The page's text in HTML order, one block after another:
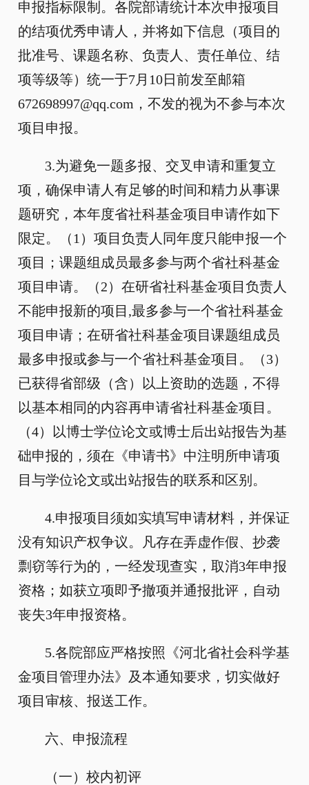
申报指标限制。各院部请统计本次申报项目
的结项优秀申请人，并将如下信息（项目的
批准号、课题名称、负责人、责任单位、结
项等级等）统一于7月10日前发至邮箱
672698997@qq.com，不发的视为不参与本次
项目申报。
3.为避免一题多报、交叉申请和重复立
项，确保申请人有足够的时间和精力从事课
题研究，本年度省社科基金项目申请作如下
限定。（1）项目负责人同年度只能申报一个
项目；课题组成员最多参与两个省社科基金
项目申请。（2）在研省社科基金项目负责人
不能申报新的项目,最多参与一个省社科基金
项目申请；在研省社科基金项目课题组成员
最多申报或参与一个省社科基金项目。（3）
已获得省部级（含）以上资助的选题，不得
以基本相同的内容再申请省社科基金项目。
（4）以博士学位论文或博士后出站报告为基
础申报的，须在《申请书》中注明所申请项
目与学位论文或出站报告的联系和区别。
4.申报项目须如实填写申请材料，并保证
没有知识产权争议。凡存在弄虚作假、抄袭
剽窃等行为的，一经发现查实，取消3年申报
资格；如获立项即予撤项并通报批评，自动
丧失3年申报资格。
5.各院部应严格按照《河北省社会科学基
金项目管理办法》及本通知要求，切实做好
项目审核、报送工作。
六、申报流程
（一）校内初评